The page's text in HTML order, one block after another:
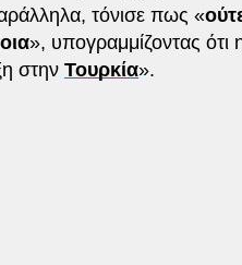
τόνισε πως «
», υπογραμμίζοντας
στην Τουρκία».